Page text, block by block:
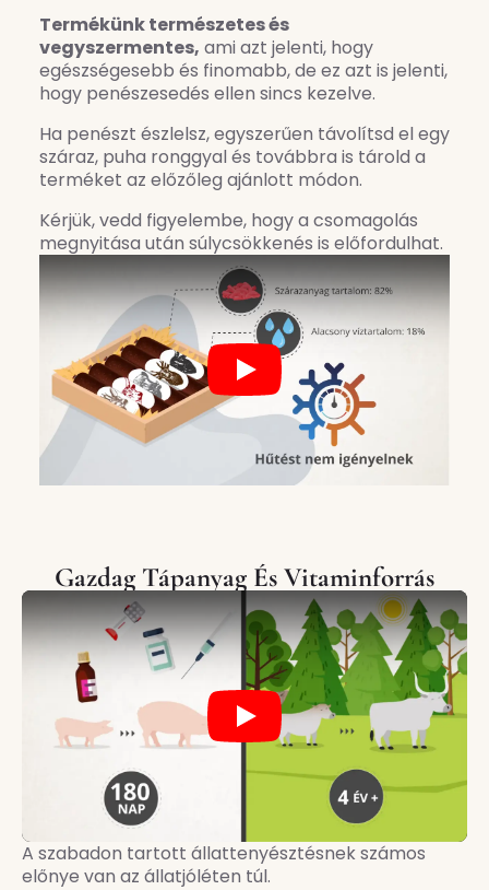
Play
Termékünk természetes és
vegyszermentes, ami azt jelenti, hogy
egészségesebb és finomabb, de ez azt is jelenti,
hogy penészesedés ellen sincs kezelve.
Ha penészt észlelsz, egyszerűen távolítsd el egy
száraz, puha ronggyal és továbbra is tárold a
terméket az előzőleg ajánlott módon.
Kérjük, vedd figyelembe, hogy a csomagolás
megnyitása után súlycsökkenés is előfordulhat.
Gazdag Tápanyag És Vitaminforrás
Play
A szabadon tartott állattenyésztésnek számos
előnye van az állatjóléten túl.